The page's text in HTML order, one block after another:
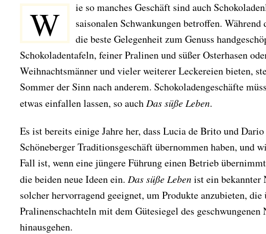
W
ie so manches Geschäft sind auch
saisonalen Schwankungen betroffen.
die beste Gelegenheit zum Genuss
Schokoladentafeln, feiner Pralinen und süßer Osterhasen
Weihnachtsmänner und vieler weiterer Leckereien bieten,
Sommer der Sinn nach anderem. Schokoladengeschäfte
etwas einfallen lassen, so auch Das süße Leben.
Es ist bereits einige Jahre her, dass Lucia de Brito und
Schöneberger Traditionsgeschäft übernommen haben, und
Fall ist, wenn eine jüngere Führung einen Betrieb
die beiden neue Ideen ein. Das süße Lebenist ein bekannter
solcher hervorragend geeignet, um Produkte anzubieten,
Pralinenschachteln mit dem Gütesiegel des geschwungenen
hinausgehen.